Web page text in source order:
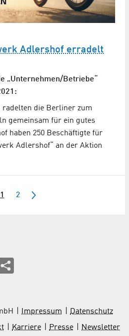
Adlershof erradelt
„Unternehmen/Betriebe“
radelten die Berliner zum
gemeinsam für ein gutes
haben 250 Beschäftigte für
Adlershof“ an der Aktion
1 2
Impressum
Datenschutz
Karriere Presse Newsletter